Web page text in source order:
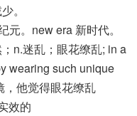
。
元。new era 新时代。
n.迷乱；眼花缭乱; in a
wearing such unique
，他觉得眼花缭乱
效的